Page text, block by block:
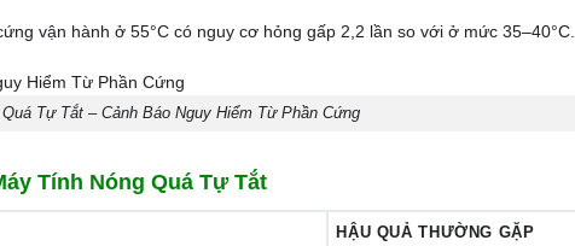
vận hành ở 55°C có nguy cơ hỏng gấp 2,2 lần so với ở mức 35–40°C.
Tự Tắt – Cảnh Báo Nguy Hiểm Từ Phần Cứng
Tính Nóng Quá Tự Tắt
HẬU QUẢ THƯỜNG GẶP